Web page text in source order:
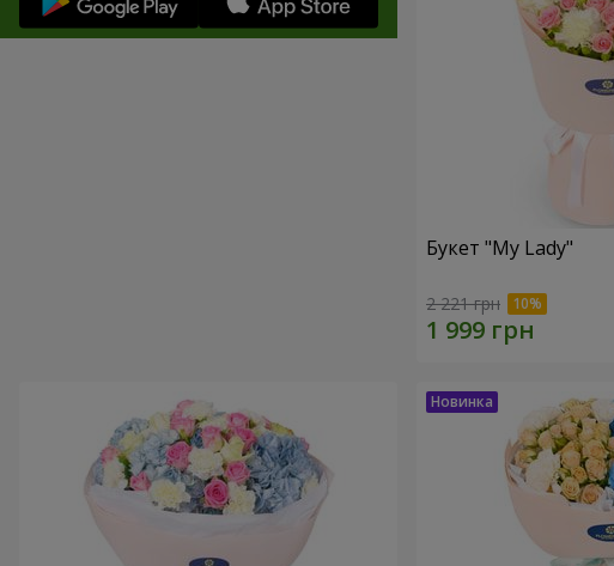
Букет "My Lady"
2 221 грн